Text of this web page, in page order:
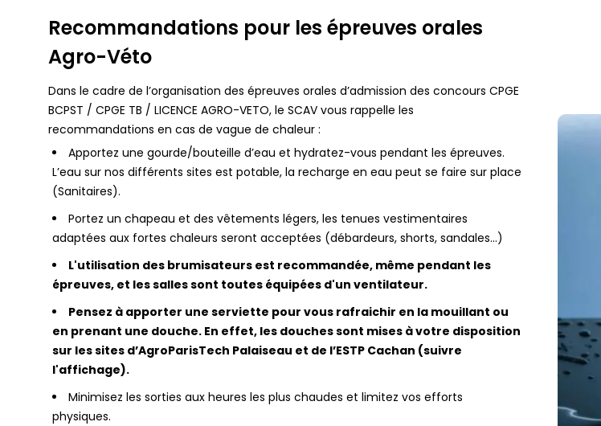
Recommandations pour les épreuves orales
Agro-Véto
Dans le cadre de l’organisation des épreuves orales d’admission des concours CPGE
BCPST / CPGE TB / LICENCE AGRO-VETO, le SCAV vous rappelle les
recommandations en cas de vague de chaleur :
Apportez une gourde/bouteille d’eau et hydratez-vous pendant les épreuves.
L’eau sur nos différents sites est potable, la recharge en eau peut se faire sur place
(Sanitaires).
Portez un chapeau et des vêtements légers, les tenues vestimentaires
adaptées aux fortes chaleurs seront acceptées (débardeurs, shorts, sandales...)
L'utilisation des brumisateurs est recommandée, même pendant les
épreuves, et les salles sont toutes équipées d'un ventilateur.
Pensez à apporter une serviette pour vous rafraichir en la mouillant ou
en prenant une douche. En effet, les douches sont mises à votre disposition
sur les sites d’AgroParisTech Palaiseau et de l’ESTP Cachan (suivre
l'affichage).
Minimisez les sorties aux heures les plus chaudes et limitez vos efforts
physiques.